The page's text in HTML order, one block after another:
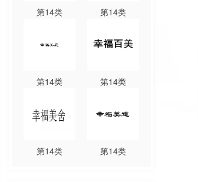
第14类 第14类
第14类 第14类
第14类 第14类